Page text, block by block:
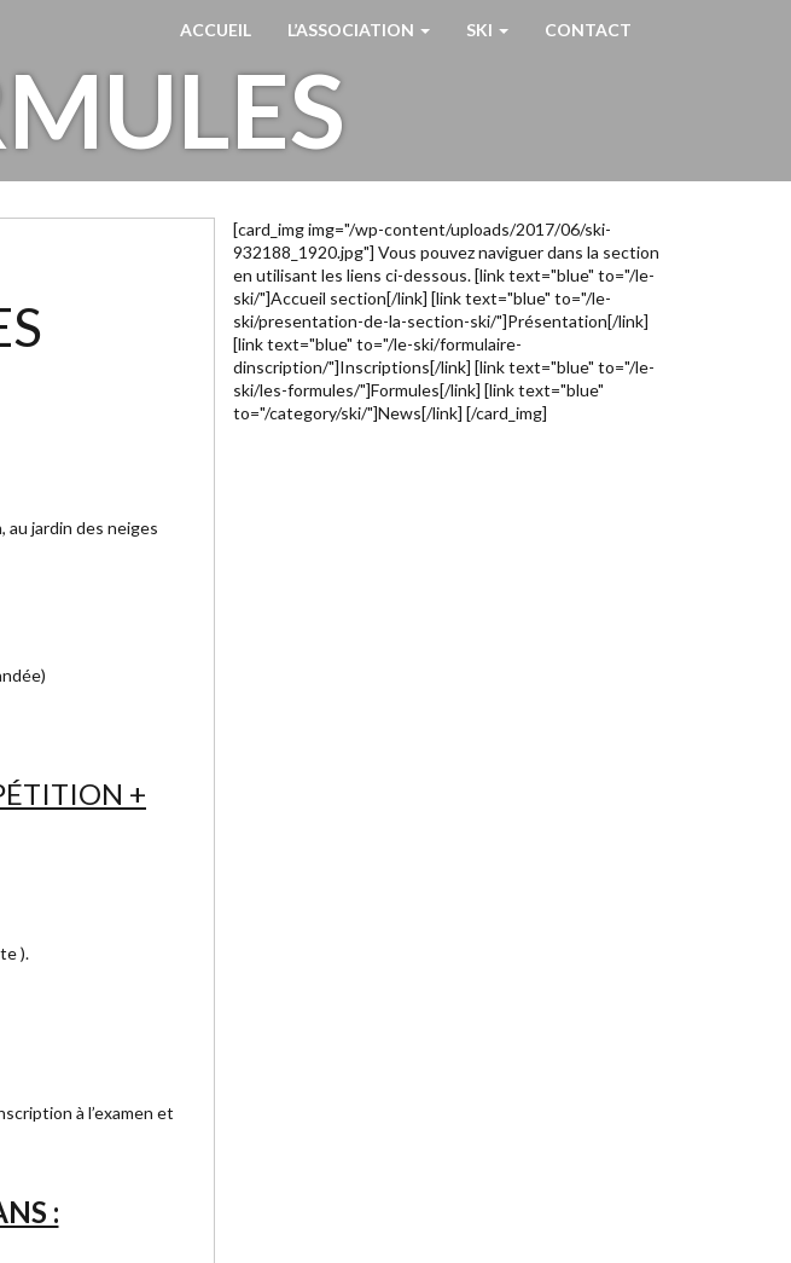
ACCUEIL L’ASSOCIATION SKI CONTACT
au jardin des neiges
+
).
à l’examen et
:
[card_img img="/wp-content/uploads/2017/06/ski-
932188_1920.jpg"] Vous pouvez naviguer dans la section
en utilisant les liens ci-dessous. [link text="blue" to="/le-
ski/"]Accueil section[/link] [link text="blue" to="/le-
ski/presentation-de-la-section-ski/"]Présentation[/link]
[link text="blue" to="/le-ski/formulaire-
dinscription/"]Inscriptions[/link] [link text="blue" to="/le-
ski/les-formules/"]Formules[/link] [link text="blue"
to="/category/ski/"]News[/link] [/card_img]